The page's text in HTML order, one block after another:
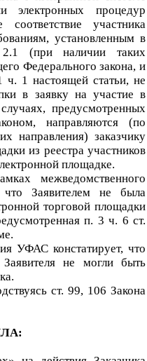
электронных процедур
участника
установленным в
(при наличии таких
Федерального закона, и
ч. 1 настоящей статьи, не
в заявку на участие в
предусмотренных
направляются (по
направления) заказчику
из реестра участников
площадке.
межведомственного
что Заявителем не была
торговой площадки
усмотренная п. 3 ч. 6 ст.
УФАС констатирует, что
не могли быть
ст. 99, 106 Закона